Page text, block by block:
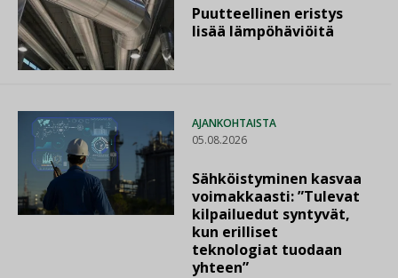
Puutteellinen eristys
lisää lämpöhäviöitä
AJANKOHTAISTA
05.08.2026
Sähköistyminen kasvaa
voimakkaasti: ”Tulevat
kilpailuedut syntyvät,
kun erilliset
teknologiat tuodaan
yhteen”